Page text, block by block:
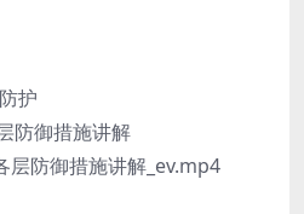
护
防御措施讲解
防御措施讲解_ev.mp4